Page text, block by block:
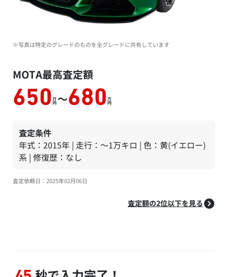
※写真は特定のグレードのものを全グレードに共有しています
MOTA最高査定額
650 万
円 ～680 万
円
査定条件
年式：2015年 | 走行：～1万キロ | 色：黄(イエロー)
系 | 修復歴：なし
査定依頼日：2025年02月06日
査定額の2位以下を見る